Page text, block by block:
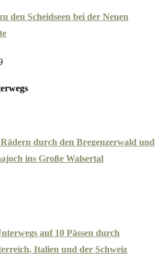
den Scheidseen bei der Neuen
durch den Bregenzerwald und
ins Große Walsertal
auf 10 Pässen durch
Italien und der Schweiz